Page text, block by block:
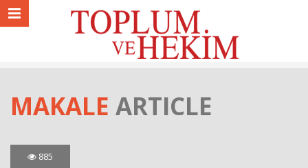
MAKALE ARTICLE
885